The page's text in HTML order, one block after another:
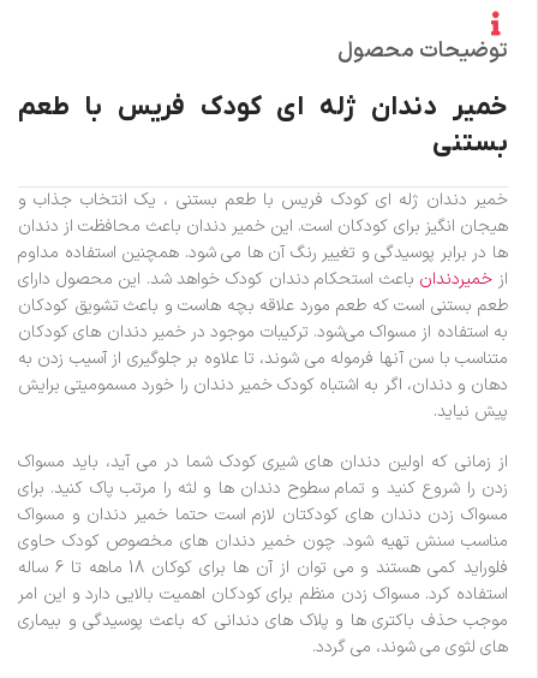
توضیحات محصول
خمیر دندان ژله ای کودک فریس با طعم
بستنی
خمیر دندان ژله ای کودک فریس با طعم بستنی ، یک انتخاب جذاب و
هیجان انگیز برای کودکان است. این خمیر دندان باعث محافظت از دندان‌
ها در برابر پوسیدگی و تغییر رنگ آن ها می‌ شود. همچنین استفاده مداوم
از خمیردندان باعث استحکام دندان کودک خواهد شد. این محصول دارای
طعم بستنی است که طعم مورد علاقه بچه هاست و باعث تشویق کودکان
به استفاده از مسواک می‌شود. ترکیبات موجود در خمیر دندان‌ های کودکان
متناسب با سن آنها فرموله می‌ شوند، تا علاوه بر جلوگیری از آسیب زدن به
دهان و دندان، اگر به اشتباه کودک خمیر دندان را خورد مسمومیتی برایش
پیش نیاید.
از زمانی که اولین دندان های شیری کودک شما در می آید، باید مسواک
زدن را شروع کنید و تمام سطوح دندان ها و لثه را مرتب پاک کنید. برای
مسواک زدن دندان های کودکتان لازم است حتما خمیر دندان و مسواک
مناسب سنش تهیه شود. چون خمیر دندان های مخصوص کودک حاوی
فلوراید کمی هستند و می توان از آن ها برای کوکان 18 ماهه تا 6 ساله
استفاده کرد. مسواک زدن منظم برای کودکان اهمیت بالایی دارد و این امر
موجب حذف باکتری ها و پلاک های دندانی که باعث پوسیدگی و بیماری
های لثوی می شوند، می گردد.